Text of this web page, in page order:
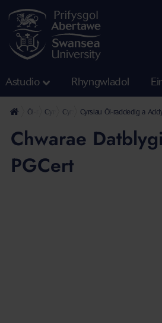
Astudio Rhyngwladol
Ôl-raddedigCyrsiau Ôl-raddedig a Addysgir
Cyrsiau Ôl-raddedig a Addysgir
Cyrsiau Ôl-raddedig a
Chwarae
PGCert